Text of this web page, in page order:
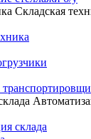
Складская
склада